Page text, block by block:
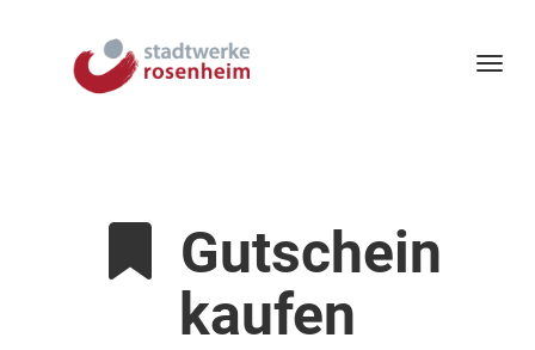
Menü
Gutschein
kaufen